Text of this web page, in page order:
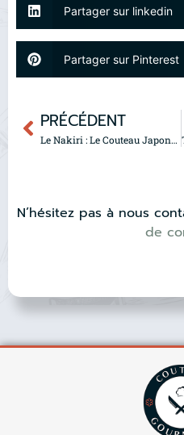
Partager sur linkedin
Partager sur Pinterest
PRÉCÉDENT
Le Nakiri : Le Couteau Japonais Idéal pour Travailler les Légumes
N’hésitez pas à nous
de